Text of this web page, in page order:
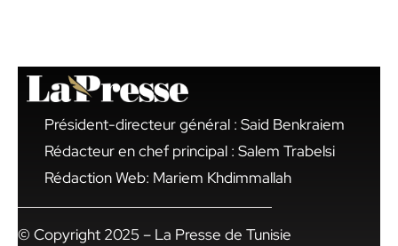
Président-directeur général : Said Benkraiem
Rédacteur en chef principal : Salem Trabelsi
Rédaction Web: Mariem Khdimmallah
© Copyright 2025 – La Presse de Tunisie